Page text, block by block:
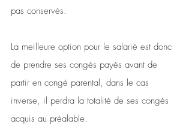
pas conservés.
La meilleure option pour le salarié est donc
de prendre ses congés payés avant de
partir en congé parental, dans le cas
inverse, il perdra la totalité de ses congés
acquis au préalable.